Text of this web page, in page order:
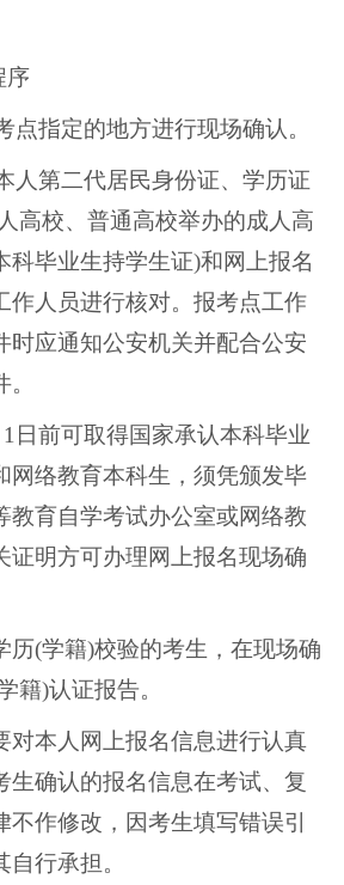
指定的地方进行现场确认。
第二代居民身份证、学历证
高校、普通高校举办的成人高
科毕业生持学生证)和网上报名
作人员进行核对。报考点工作
时应通知公安机关并配合公安
前可取得国家承认本科毕业
网络教育本科生，须凭颁发毕
教育自学考试办公室或网络教
证明方可办理网上报名现场确
(学籍)校验的考生，在现场确
籍)认证报告。
本人网上报名信息进行认真
生确认的报名信息在考试、复
作修改，因考生填写错误引
行承担。